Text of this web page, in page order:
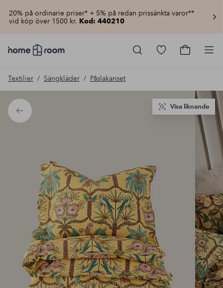
20% på ordinarie priser* + 5% på redan prissänkta varor**
vid köp över 1500 kr. Kod: 440210
Homeroom
–
hemmet
till
lågt
pris
Gå
Gå
Textilier Sängkläder Påslakanset
Tillbaka
Visa liknande